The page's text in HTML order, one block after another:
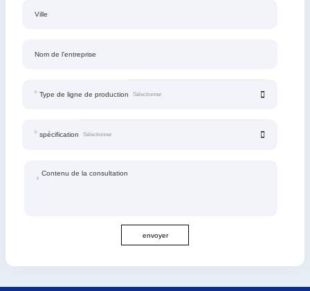
Ville
Nom de l'entreprise
Type de ligne de production
spécification
Contenu de la consultation
envoyer